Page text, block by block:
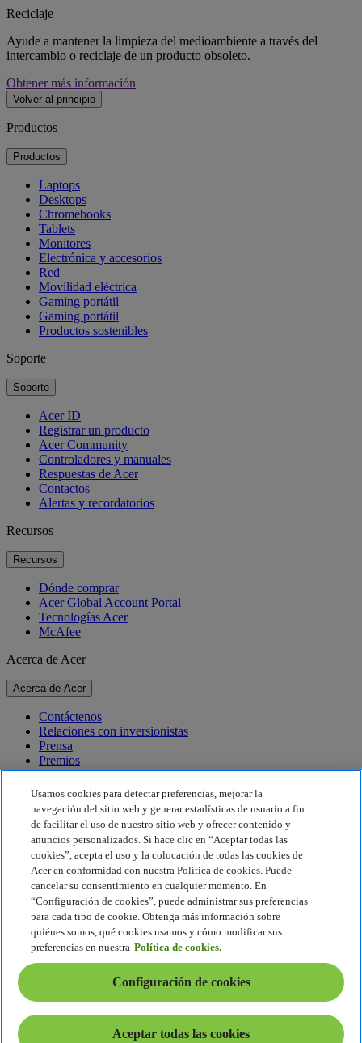
Reciclaje
Ayude a mantener la limpieza del medioambiente a través del
intercambio o reciclaje de un producto obsoleto.
Obtener más información
Volver al principio
Productos
Productos
Laptops
Desktops
Chromebooks
Tablets
Monitores
Electrónica y accesorios
Red
Movilidad eléctrica
Gaming portátil
Gaming portátil
Productos sostenibles
Soporte
Soporte
Acer ID
Registrar un producto
Acer Community
Controladores y manuales
Respuestas de Acer
Contactos
Alertas y recordatorios
Recursos
Recursos
Dónde comprar
Acer Global Account Portal
Tecnologías Acer
McAfee
Acerca de Acer
Acerca de Acer
Contáctenos
Relaciones con inversionistas
Prensa
Premios
Eventos
Sostenibilidad
Sostenibilidad
Responsabilidad social corporativa
Huella de carbono del producto
Proyecto Humanity
Earthion
Política de privacidad
Política de cookies
Aviso legal
Información legal adicional
Política de accesibilidad
Configuración de cookies
América Latina - Español
Usamos cookies para detectar preferencias, mejorar la
navegación del sitio web y generar estadísticas de usuario a fin
de facilitar el uso de nuestro sitio web y ofrecer contenido y
anuncios personalizados. Si hace clic en “Aceptar todas las
cookies”, acepta el uso y la colocación de todas las cookies de
Acer en conformidad con nuestra Política de cookies. Puede
cancelar su consentimiento en cualquier momento. En
“Configuración de cookies”, puede administrar sus preferencias
para cada tipo de cookie. Obtenga más información sobre
quiénes somos, qué cookies usamos y cómo modificar sus
preferencias en nuestra Política de cookies.
Configuración de cookies
Aceptar todas las cookies